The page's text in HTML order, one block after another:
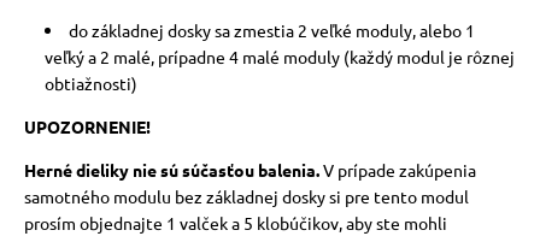
do základnej dosky sa zmestia 2 veľké moduly, alebo 1
veľký a 2 malé, prípadne 4 malé moduly (každý modul je rôznej
obtiažnosti)
UPOZORNENIE!
Herné dieliky nie sú súčasťou balenia.V prípade zakúpenia
samotného modulu bez základnej dosky si pre tento modul
prosím objednajte 1 valčeka 5 klobúčikov, aby ste mohli